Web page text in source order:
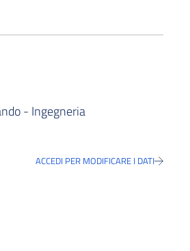
- Ingegneria
ACCEDI PER MODIFICARE I DATI